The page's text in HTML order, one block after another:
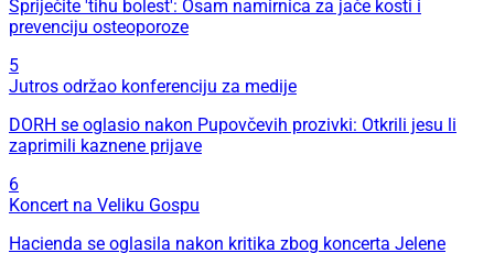
Spriječite 'tihu bolest': Osam namirnica za jače kosti i
prevenciju osteoporoze
5
Jutros održao konferenciju za medije
DORH se oglasio nakon Pupovčevih prozivki: Otkrili jesu li
zaprimili kaznene prijave
6
Koncert na Veliku Gospu
Hacienda se oglasila nakon kritika zbog koncerta Jelene